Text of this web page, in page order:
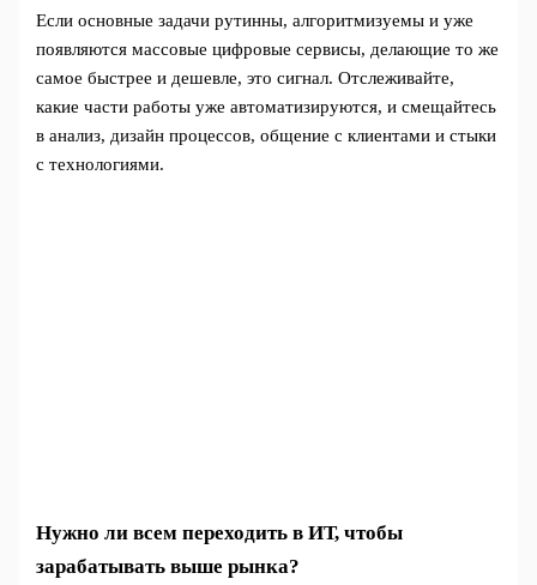
Если основные задачи рутинны, алгоритмизуемы и уже
появляются массовые цифровые сервисы, делающие то же
самое быстрее и дешевле, это сигнал. Отслеживайте,
какие части работы уже автоматизируются, и смещайтесь
в анализ, дизайн процессов, общение с клиентами и стыки
с технологиями.
Нужно ли всем переходить в ИТ, чтобы
зарабатывать выше рынка?